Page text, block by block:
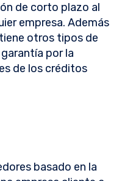
de corto plazo al
empresa. Además
otros tipos de
por la
de los créditos
basado en la